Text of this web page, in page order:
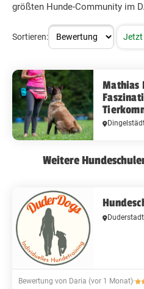
größten Hunde-Community im
Sortieren: Jetzt
Mathias
Weitere
Duderstadt
Bewertung von Daria (vor 1 Monat)·